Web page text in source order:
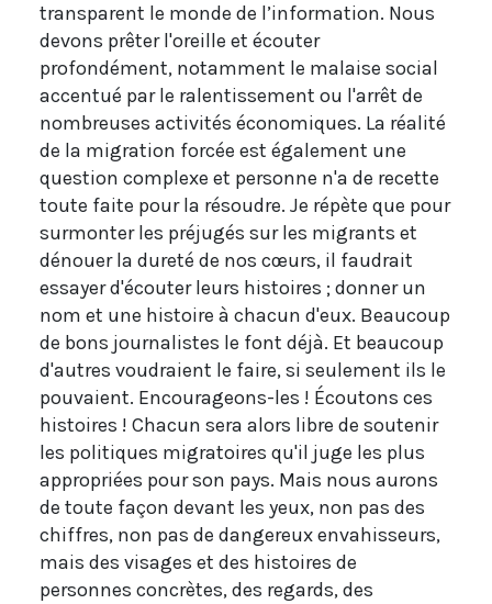
transparent le monde de l’information. Nous
devons prêter l'oreille et écouter
profondément, notamment le malaise social
accentué par le ralentissement ou l'arrêt de
nombreuses activités économiques. La réalité
de la migration forcée est également une
question complexe et personne n'a de recette
toute faite pour la résoudre. Je répète que pour
surmonter les préjugés sur les migrants et
dénouer la dureté de nos cœurs, il faudrait
essayer d'écouter leurs histoires ; donner un
nom et une histoire à chacun d'eux. Beaucoup
de bons journalistes le font déjà. Et beaucoup
d'autres voudraient le faire, si seulement ils le
pouvaient. Encourageons-les ! Écoutons ces
histoires ! Chacun sera alors libre de soutenir
les politiques migratoires qu'il juge les plus
appropriées pour son pays. Mais nous aurons
de toute façon devant les yeux, non pas des
chiffres, non pas de dangereux envahisseurs,
mais des visages et des histoires de
personnes concrètes, des regards, des